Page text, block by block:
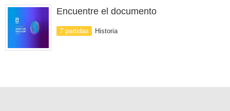
Encuentre el documento
7 partidas Historia